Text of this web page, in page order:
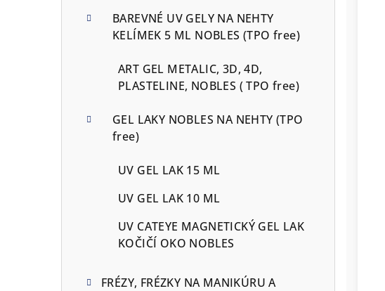
BAREVNÉ UV GELY NA NEHTY
KELÍMEK 5 ML NOBLES (TPO free)
ART GEL METALIC, 3D, 4D,
PLASTELINE, NOBLES ( TPO free)
GEL LAKY NOBLES NA NEHTY (TPO
free)
UV GEL LAK 15 ML
UV GEL LAK 10 ML
UV CATEYE MAGNETICKÝ GEL LAK
KOČIČÍ OKO NOBLES
FRÉZY, FRÉZKY NA MANIKÚRU A